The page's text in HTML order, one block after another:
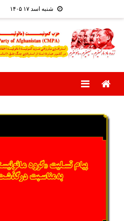
to
content
شنبه اسد ۱۷ ۱۴۰۵
Menu